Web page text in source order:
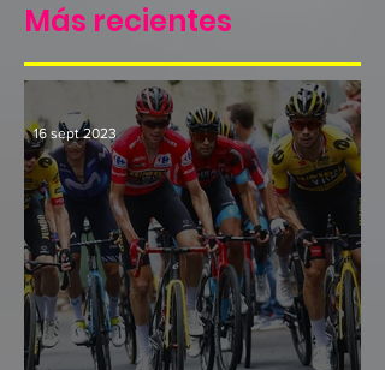
Más recientes
16 sept 2023